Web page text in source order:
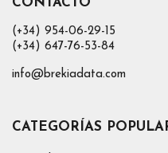
(+34) 954-06-29-15
(+34) 647-76-53-84
info@brekiadata.com
CATEGORÍAS